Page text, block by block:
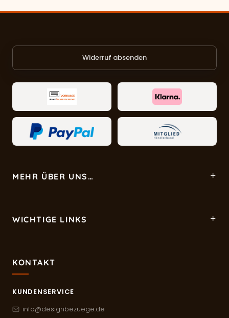
Widerruf absenden
MEHR ÜBER UNS…
WICHTIGE LINKS
KONTAKT
KUNDENSERVICE
info@designbezuege.de